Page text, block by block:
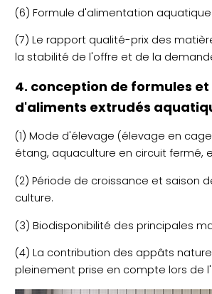
(6) Formule d'alimentation aquatique.
(7) Le rapport qualité-prix des
la stabilité de l'offre et de la
4. conception de formules
d'aliments extrudés
(1) Mode d'élevage (élevage en
étang, aquaculture en circuit fermé,
(2) Période de croissance et saison
culture.
(3) Biodisponibilité des principales
(4) La contribution des appâts
pleinement prise en compte lors de